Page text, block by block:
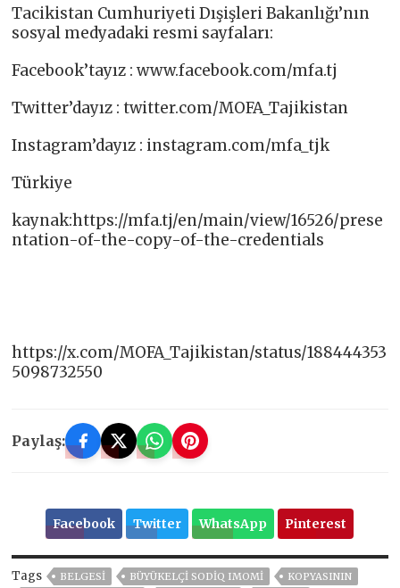
Tacikistan Cumhuriyeti Dışişleri Bakanlığı’nın
sosyal medyadaki resmi sayfaları:
Facebook’tayız : www.facebook.com/mfa.tj​
Twitter’dayız : twitter.com/MOFA_Tajikistan​
Instagram’dayız : instagram.com/mfa_tjk​
Türkiye
kaynak:https://mfa.tj/en/main/view/16526/prese
ntation-of-the-copy-of-the-credentials
https://x.com/MOFA_Tajikistan/status/188444353
5098732550
Paylaş:
Facebook Twitter WhatsApp Pinterest
Tags BELGESI BÜYÜKELÇI SODIQ IMOMI
KOPYASININ